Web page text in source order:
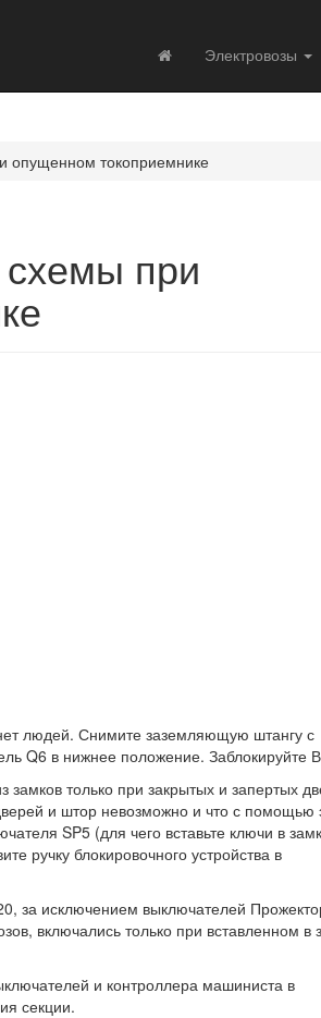
Электровозы
опущенном токоприемнике
схемы при
людей. Снимите заземляющую штангу с
Q6 в нижнее положение. Заблокируйте
только при закрытых и запертых
и штор невозможно и что с помощью
SP5 (для чего вставьте ключи в
ручку блокировочного устройства в
за исключением выключателей
включались только при вставленном в
и контроллера машиниста в
секции.